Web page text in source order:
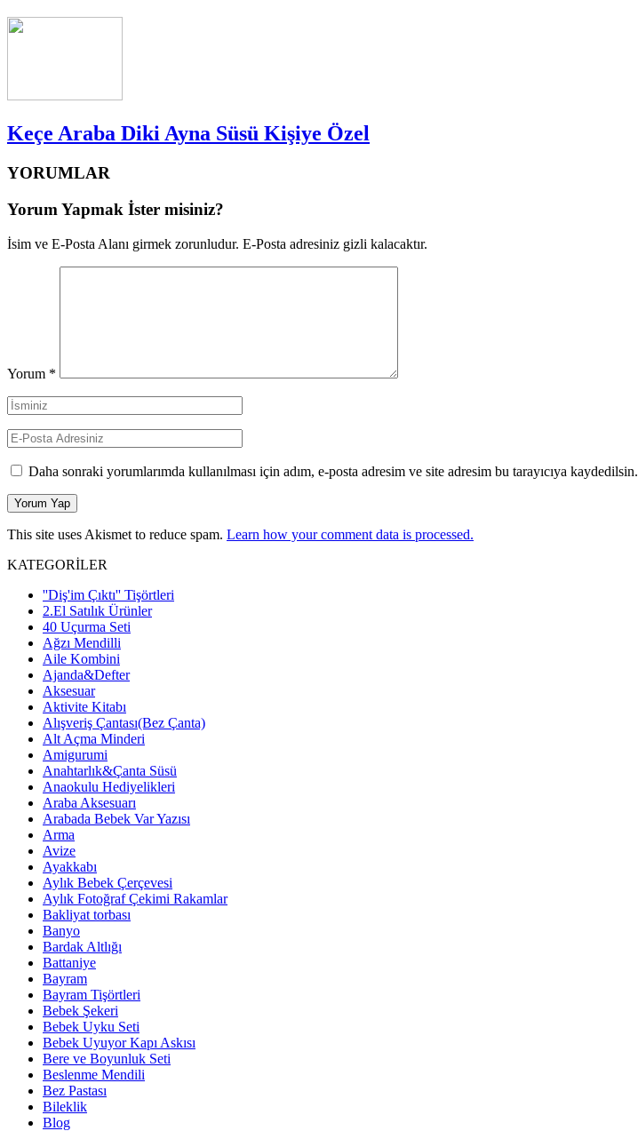
Keçe Araba Diki Ayna Süsü Kişiye Özel
YORUMLAR
Yorum Yapmak İster misiniz?
İsim ve E-Posta Alanı girmek zorunludur. E-Posta adresiniz gizli kalacaktır.
Yorum *
Daha sonraki yorumlarımda kullanılması için adım, e-posta adresim ve site adresim bu tarayıcıya kaydedilsin.
This site uses Akismet to reduce spam. Learn how your comment data is processed.
KATEGORİLER
''Diş'im Çıktı'' Tişörtleri
2.El Satılık Ürünler
40 Uçurma Seti
Ağzı Mendilli
Aile Kombini
Ajanda&Defter
Aksesuar
Aktivite Kitabı
Alışveriş Çantası(Bez Çanta)
Alt Açma Minderi
Amigurumi
Anahtarlık&Çanta Süsü
Anaokulu Hediyelikleri
Araba Aksesuarı
Arabada Bebek Var Yazısı
Arma
Avize
Ayakkabı
Aylık Bebek Çerçevesi
Aylık Fotoğraf Çekimi Rakamlar
Bakliyat torbası
Banyo
Bardak Altlığı
Battaniye
Bayram
Bayram Tişörtleri
Bebek Şekeri
Bebek Uyku Seti
Bebek Uyuyor Kapı Askısı
Bere ve Boyunluk Seti
Beslenme Mendili
Bez Pastası
Bileklik
Blog